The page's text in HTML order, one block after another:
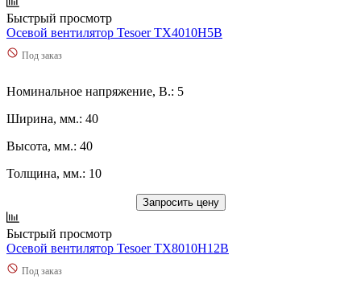
Быстрый просмотр
Осевой вентилятор Tesoer TX4010H5B
Под заказ
Номинальное напряжение, В.: 5
Ширина, мм.: 40
Высота, мм.: 40
Толщина, мм.: 10
Запросить цену
Быстрый просмотр
Осевой вентилятор Tesoer TX8010H12B
Под заказ